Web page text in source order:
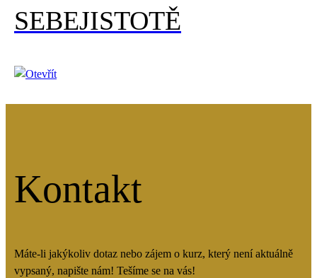
SEBEJISTOTĚ
Kontakt
Máte-li jakýkoliv dotaz nebo zájem o kurz, který není aktuálně
vypsaný, napište nám! Tešíme se na vás!